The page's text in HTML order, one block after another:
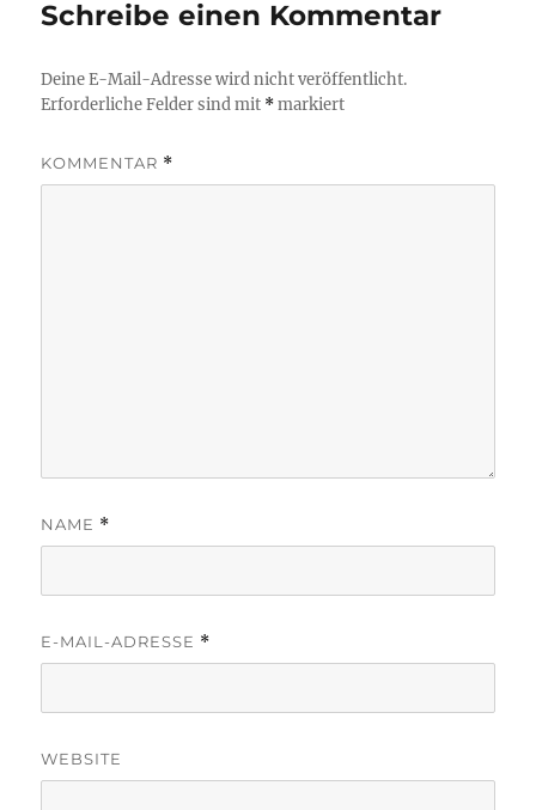
Schreibe einen Kommentar
Deine E-Mail-Adresse wird nicht veröffentlicht.
Erforderliche Felder sind mit *markiert
KOMMENTAR *
NAME *
E-MAIL-ADRESSE *
WEBSITE